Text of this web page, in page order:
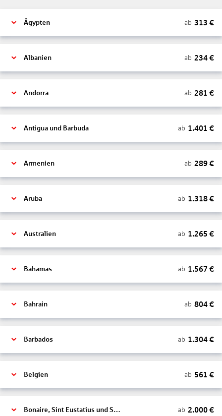
Ägypten ab 313 €
Albanien ab 234€
Andorra ab 281 €
Antigua und Barbuda ab 1.401 €
Armenien ab 289€
Aruba ab 1.318€
Australien ab 1.265 €
Bahamas ab 1.567 €
Bahrain ab 804€
Barbados ab 1.304€
Belgien ab 561 €
Bonaire, Sint Eustatius und Saba ab 2.000€